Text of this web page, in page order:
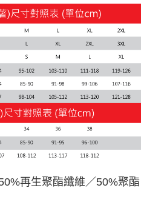
再生聚酯纖維／50%聚酯